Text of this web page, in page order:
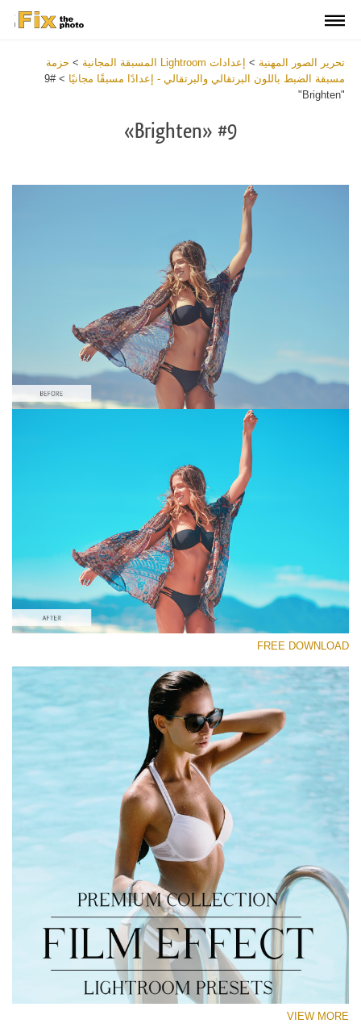
تحرير الصور المهنية > إعدادات Lightroom المسبقة المجانية > حزمة
مسبقة الضبط باللون البرتقالي والبرتقالي - إعدادًا مسبقًا مجانيًا >
#9
"Brighten"
#9 «Brighten»
رجاء اختر
Orange&Teal Lightroom Preset #9
Must-Have Collection
Entire Collection
(2067 Lr Presets)
تنزيل مجاني
Download Free Preset
View the Full Collection
FREE DOWNLOAD
VIEW MORE